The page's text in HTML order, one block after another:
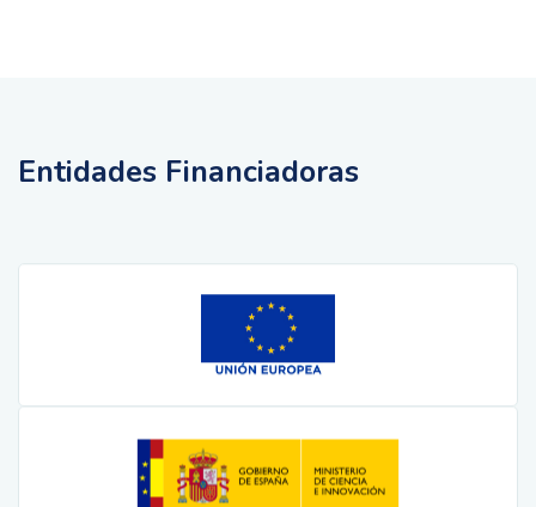
Entidades Financiadoras